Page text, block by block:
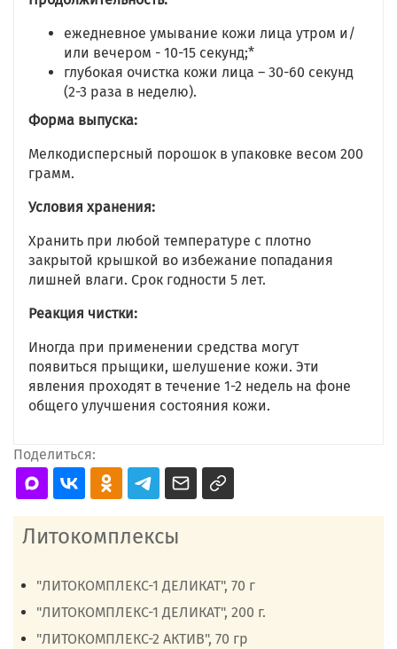
ежедневное умывание кожи лица утром и/
или вечером - 10-15 секунд;*
глубокая очистка кожи лица – 30-60 секунд
(2-3 раза в неделю).
Форма выпуска:
Мелкодисперсный порошок в упаковке весом 200
грамм.
Условия хранения:
Хранить при любой температуре с плотно
закрытой крышкой во избежание попадания
лишней влаги. Срок годности 5 лет.
Реакция чистки:
Иногда при применении средства могут
появиться прыщики, шелушение кожи. Эти
явления проходят в течение 1-2 недель на фоне
общего улучшения состояния кожи.
Поделиться:
Литокомплексы
"ЛИТОКОМПЛЕКС-1 ДЕЛИКАТ", 70 г
"ЛИТОКОМПЛЕКС-1 ДЕЛИКАТ", 200 г.
"ЛИТОКОМПЛЕКС-2 АКТИВ", 70 гр